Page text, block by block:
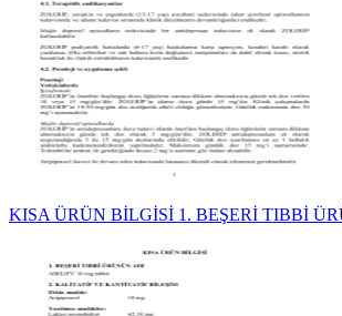
KISA ÜRÜN BİLGİSİ 1. BEŞERİ TIBBİ